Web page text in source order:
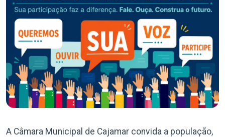
A Câmara Municipal de Cajamar convida a população,